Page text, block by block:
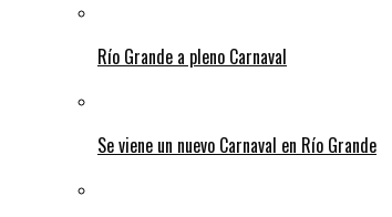
Río Grande a pleno Carnaval
Se viene un nuevo Carnaval en Río Grande